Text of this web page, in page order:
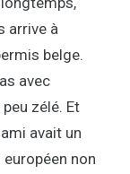
arrive à
belge.
avec
zélé. Et
avait un
non